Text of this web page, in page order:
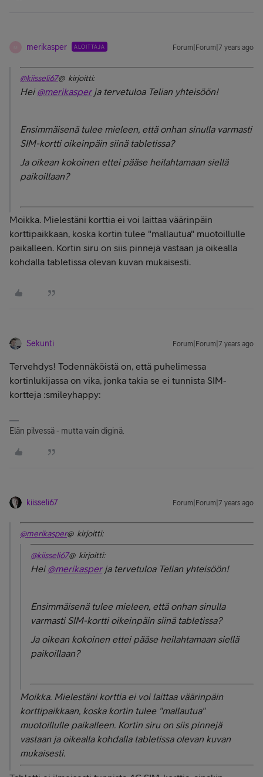
merikasper ALOITTAJA Forum|Forum|7 years ago
@kiisseli67@ kirjoitti:
Hei@merikasperja tervetuloa Telian yhteisöön!
Ensimmäisenä tulee mieleen, että onhan sinulla varmasti
SIM-kortti oikeinpäin siinä tabletissa?
Ja oikean kokoinen ettei pääse heilahtamaan siellä
paikoillaan?
Moikka. Mielestäni korttia ei voi laittaa väärinpäin
korttipaikkaan, koska kortin tulee "mallautua" muotoillulle
paikalleen. Kortin siru on siis pinnejä vastaan ja oikealla
kohdalla tabletissa olevan kuvan mukaisesti.
Sekunti Forum|Forum|7 years ago
Tervehdys! Todennäköistä on, että puhelimessa
kortinlukijassa on vika, jonka takia se ei tunnista SIM-
kortteja :smileyhappy:
Elän pilvessä - mutta vain diginä.
kiisseli67 Forum|Forum|7 years ago
@merikasper@ kirjoitti:
@kiisseli67@ kirjoitti:
Hei@merikasperja tervetuloa Telian yhteisöön!
Ensimmäisenä tulee mieleen, että onhan sinulla
varmasti SIM-kortti oikeinpäin siinä tabletissa?
Ja oikean kokoinen ettei pääse heilahtamaan siellä
paikoillaan?
Moikka. Mielestäni korttia ei voi laittaa väärinpäin
korttipaikkaan, koska kortin tulee "mallautua"
muotoillulle paikalleen. Kortin siru on siis pinnejä
vastaan ja oikealla kohdalla tabletissa olevan kuvan
mukaisesti.